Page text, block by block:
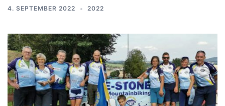
4. SEPTEMBER 2022 2022